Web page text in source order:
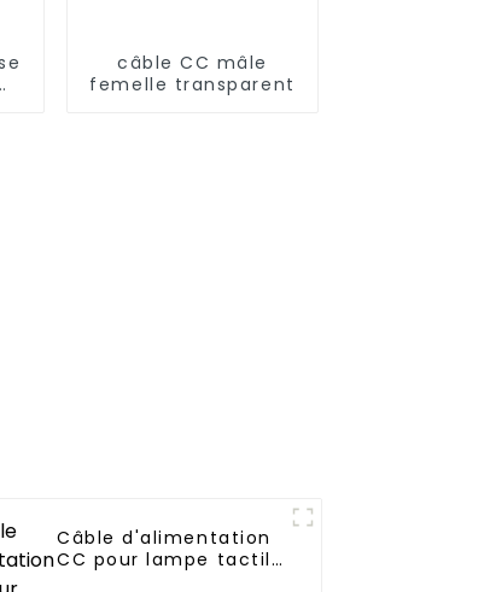
câble CC mâle
femelle transparent
Câble d'alimentation
CC pour lampe tactile